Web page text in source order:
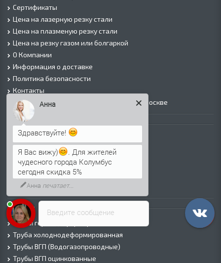
Сертификаты
Цена на лазерную резку стали
Цена на плазменую резку стали
Цена на резку газом или болгаркой
О Компании
Информация о доставке
Политика безопасности
Контакты
Прайс лист на черный металлопрокат в Москве
Листовой прокат
Лист г/к
Лист х/к
Просечно-вытяжной лист (ПВЛ)
Лист рифленый
Лист оцинкованный
Трубы
Трубы горячедеформированные
Труба холоднодеформированная
Трубы ВГП (Водогазопроводные)
Трубы ВГП оцинкованные
Введите сообщение
Здравствуйте!
Я Вас вижу)
. Для жителей
чудесного города Колумбус
сегодня скидка 5%